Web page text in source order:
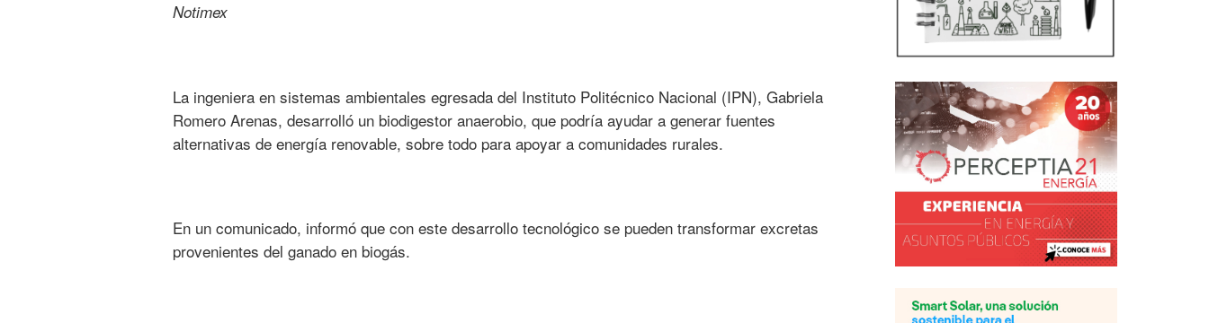
Notimex
La ingeniera en sistemas ambientales egresada del Instituto Politécnico Nacional (IPN), Gabriela
Romero Arenas, desarrolló un biodigestor anaerobio, que podría ayudar a generar fuentes
alternativas de energía renovable, sobre todo para apoyar a comunidades rurales.
En un comunicado, informó que con este desarrollo tecnológico se pueden transformar excretas
provenientes del ganado en biogás.